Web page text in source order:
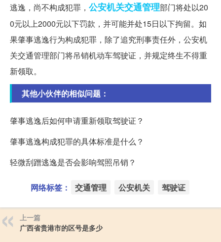
逃逸，尚不构成犯罪， 公安机关交通管理部门将处以20
0元以上2000元以下罚款，并可能并处15日以下拘留。如
果肇事逃逸行为构成犯罪，除了追究刑事责任外，公安机
关交通管理部门将吊销机动车驾驶证，并规定终生不得重
新领取。
其他小伙伴的相似问题：
肇事逃逸后如何申请重新领取驾驶证？
肇事逃逸构成犯罪的具体标准是什么？
轻微刮蹭逃逸是否会影响驾照吊销？
网络标签： 交通管理 公安机关 驾驶证
上一篇
广西省贵港市的区号是多少